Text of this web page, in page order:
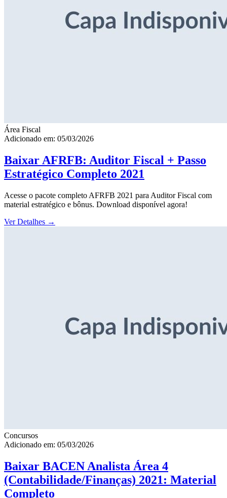
Área Fiscal
Adicionado em: 05/03/2026
Baixar AFRFB: Auditor Fiscal + Passo
Estratégico Completo 2021
Acesse o pacote completo AFRFB 2021 para Auditor Fiscal com
material estratégico e bônus. Download disponível agora!
Ver Detalhes →
Concursos
Adicionado em: 05/03/2026
Baixar BACEN Analista Área 4
(Contabilidade/Finanças) 2021: Material
Completo